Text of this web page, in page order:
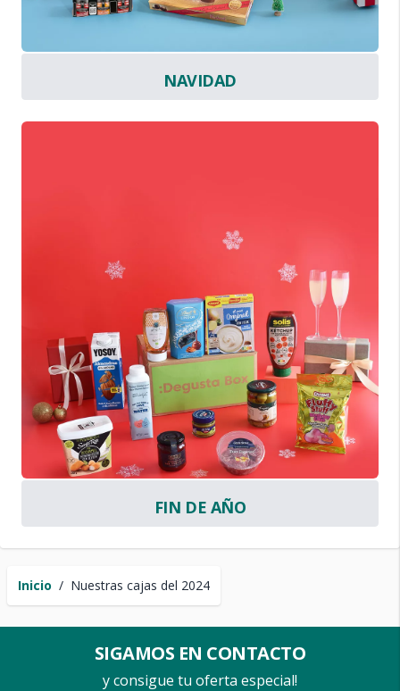
Inicio / Nuestras cajas del 2024
NAVIDAD
FIN DE AÑO
SIGAMOS EN CONTACTO
y consigue tu oferta especial!